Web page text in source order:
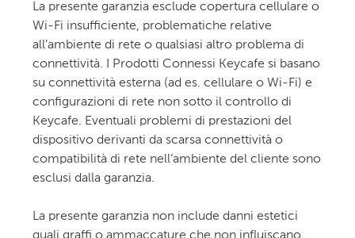
La presente garanzia esclude copertura cellulare o
Wi-Fi insufficiente, problematiche relative
all’ambiente di rete o qualsiasi altro problema di
connettività. I Prodotti Connessi Keycafe si basano
su connettività esterna (ad es. cellulare o Wi-Fi) e
configurazioni di rete non sotto il controllo di
Keycafe. Eventuali problemi di prestazioni del
dispositivo derivanti da scarsa connettività o
compatibilità di rete nell’ambiente del cliente sono
esclusi dalla garanzia.
La presente garanzia non include danni estetici